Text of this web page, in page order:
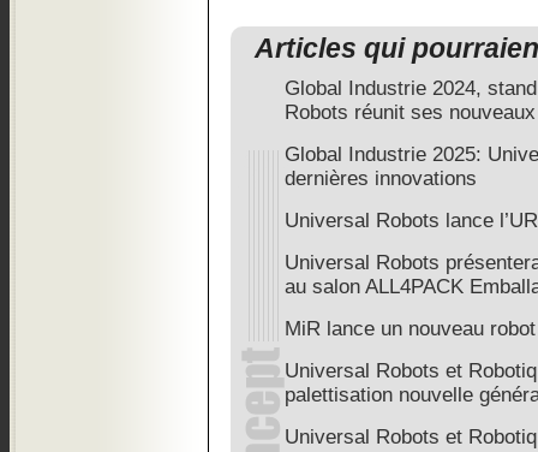
Articles qui
Global Industrie 2024,
Robots réunit ses
Global Industrie 2025:
dernières innovations
Universal Robots lance
Universal Robots
au salon ALL4PACK
MiR lance un nouveau
Universal Robots et
palettisation nouvelle
Universal Robots et